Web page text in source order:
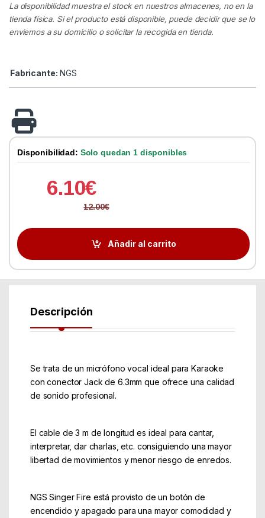
La disponibilidad muestra el stock en nuestros almacenes, no en la
tienda física. Si el producto está disponible, puede decidir que se lo
enviemos a su domicilio o solicitar la recogida en tienda.
Fabricante: NGS
Disponibilidad: Solo quedan 1 disponibles
6.10€
12.00€
Añadir al carrito
Descripción
Se trata de un micrófono vocal ideal para Karaoke
con conector Jack de 6.3mm que ofrece una calidad
de sonido profesional.
El cable de 3 m de longitud es ideal para cantar,
interpretar, dar charlas, etc. consiguiendo una mayor
libertad de movimientos y menor riesgo de enredos.
NGS Singer Fire está provisto de un botón de
encendido y apagado para una mayor comodidad y